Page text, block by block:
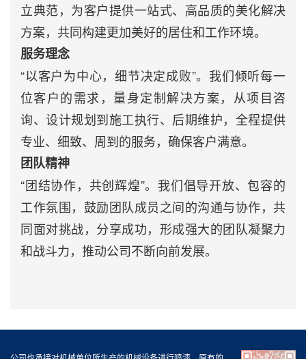
立典范，为客户提供一站式、高品质的美化解决
方案，共同构建更加美好的居住和工作环境。
服务理念
“以客户为中心，细节决定成败”。我们倾听每一
位客户的需求，量身定制解决方案，从项目咨
询、设计规划到施工执行、后期维护，全程提供
专业、细致、周到的服务，确保客户满意。
团队精神
“团结协作，共创辉煌”。我们倡导开放、包容的
工作氛围，鼓励团队成员之间的沟通与协作，共
同面对挑战，分享成功，形成强大的团队凝聚力
和战斗力，推动公司不断向前发展。